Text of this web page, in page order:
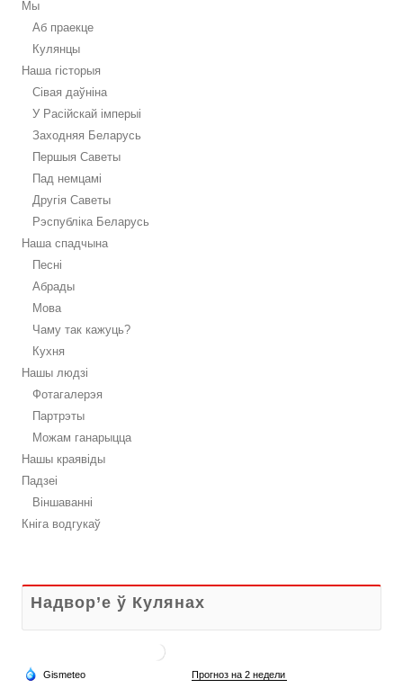
Мы
Аб праекце
Кулянцы
Наша гісторыя
Сівая даўніна
У Расійскай імперыі
Заходняя Беларусь
Першыя Саветы
Пад немцамі
Другія Саветы
Рэспубліка Беларусь
Наша спадчына
Песні
Абрады
Мова
Чаму так кажуць?
Кухня
Нашы людзі
Фотагалерэя
Партрэты
Можам ганарыцца
Нашы краявіды
Падзеі
Віншаванні
Кніга водгукаў
Надвор’е ў Кулянах